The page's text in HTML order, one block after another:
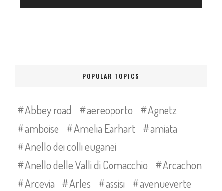
POPULAR TOPICS
Abbey road aereoporto
Agnetz
amboise
Amelia Earhart
amiata
Anello dei colli euganei
Anello delle Valli di Comacchio
Arcachon
Arcevia
Arles assisi
avenueverte